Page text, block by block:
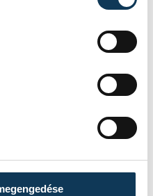
állítunk ki,
a felújításról is.